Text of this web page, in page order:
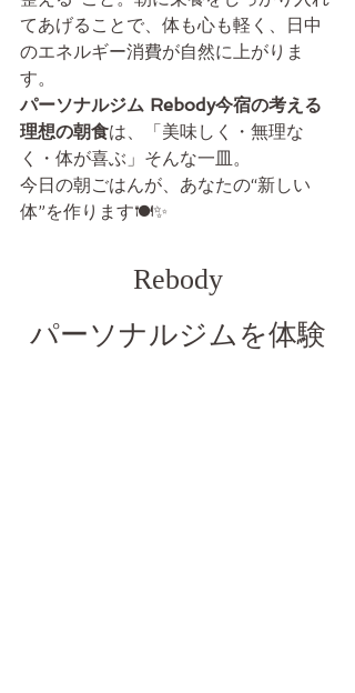
てあげることで、体も心も軽く、日中
のエネルギー消費が自然に上がりま
す。
パーソナルジム Rebody今宿の考える
理想の朝食は、「美味しく・無理な
く・体が喜ぶ」そんな一皿。
今日の朝ごはんが、あなたの“新しい
体”を作ります🍽✨
Rebody
パーソナルジムを体験